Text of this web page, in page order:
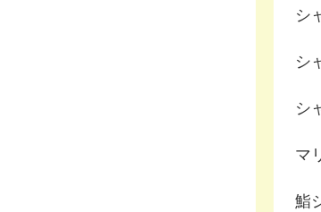
シ
シ
シ
マ
鮨